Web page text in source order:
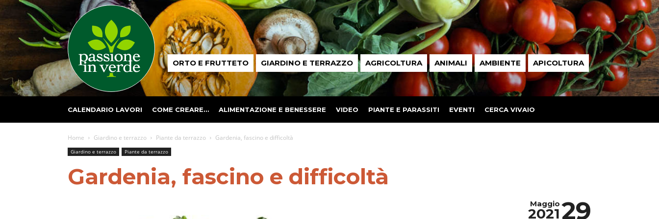
Passione
in ORTO E FRUTTETO GIARDINO E TERRAZZO AGRICOLTURA ANIMALI AMBIENTE APICOLTURA
CALENDARIO LAVORI COME CREARE… ALIMENTAZIONE E BENESSERE VIDEO PIANTE E PARASSITI EVENTI CERCA VIVAIO
Home Giardino e terrazzo Piante da terrazzo Gardenia, fascino e difficoltà
Giardino e terrazzo Piante da terrazzo
Gardenia, fascino e difficoltà
29
Maggio
2021